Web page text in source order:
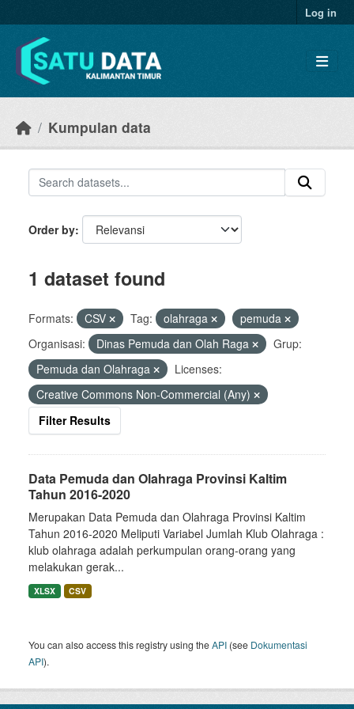
Log in
Kumpulan data
Order by
1 dataset found
Formats: CSV Tag: olahraga
pemuda
Organisasi:
Dinas Pemuda dan Olah Raga
Grup:
Pemuda dan Olahraga
Licenses:
Creative Commons Non-Commercial (Any)
Filter Results
Data Pemuda dan Olahraga Provinsi Kaltim
Tahun 2016-2020
Merupakan Data Pemuda dan Olahraga Provinsi Kaltim
Tahun 2016-2020 Meliputi Variabel Jumlah Klub Olahraga :
klub olahraga adalah perkumpulan orang-orang yang
melakukan gerak...
XLSX CSV
You can also access this registry using theAPI (see Dokumentasi
API).